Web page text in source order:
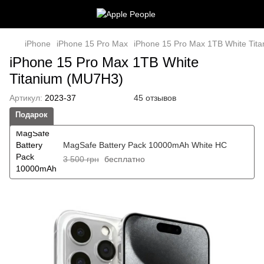
iPhone iPhone 15 Pro Max iPhone 15 Pro Max 1TB White
iPhone 15 Pro Max 1TB White
Titanium (MU7H3)
Артикул: 2023-37 45 отзывов
Подарок
MagSafe Battery Pack 10000mAh White HC
3 500 грн бесплатно